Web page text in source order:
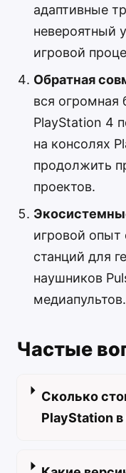
адаптивные
невероятный
игровой
Обратная
вся огромная
PlayStation 4
на консолях
продолжить
проектов.
игровой
станций для
наушников
медиапультов.
Частые
Сколько
PlayStation